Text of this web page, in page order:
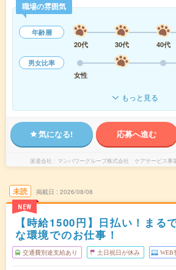
職場の雰囲気
年齢層
20代
30代 40代
男女比率
女性
もっと見る
気になる! 応募へ進む
派遣会社 マンパワーグループ株式会社 ケアサービス事
未読
NEW
掲載日 2026/08/08
【時給1500円】日払い！まる
な環境でのお仕事！
交通費別途支給あり 土日祝日が休み WEB